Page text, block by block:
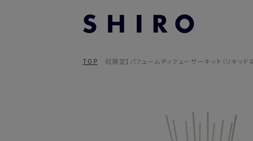
TOP 【限定】パフュームディフューザーキット（リキッド